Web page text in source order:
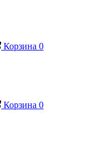
Корзина 0
Корзина 0